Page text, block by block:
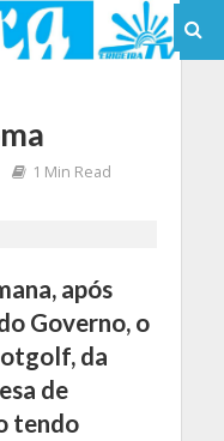
1 Min Read
após
Governo, o
da
de
tendo